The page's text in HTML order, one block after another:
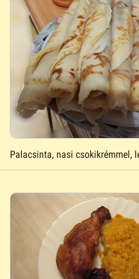
Palacsinta, nasi csokikrémmel,